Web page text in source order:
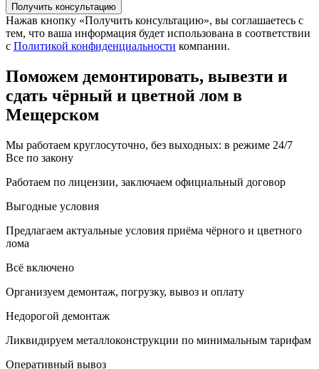
Получить консультацию
Нажав кнопку «Получить консультацию», вы соглашаетесь с
тем, что ваша информация будет использована в соответствии
с Политикой конфиденциальности компании.
Поможем демонтировать, вывезти и
сдать чёрный и цветной лом в
Мещерском
Мы работаем круглосуточно, без выходных: в режиме 24/7
Все по закону
Работаем по лицензии, заключаем официальный договор
Выгодные условия
Предлагаем актуальные условия приёма чёрного и цветного
лома
Всё включено
Организуем демонтаж, погрузку, вывоз и оплату
Недорогой демонтаж
Ликвидируем металлоконструкции по минимальным тарифам
Оперативный вывоз